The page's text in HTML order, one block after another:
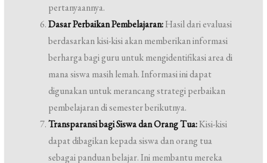
pertanyaannya.
Dasar Perbaikan Pembelajaran:Hasil dari evaluasi
berdasarkan kisi-kisi akan memberikan informasi
berharga bagi guru untuk mengidentifikasi area di
mana siswa masih lemah. Informasi ini dapat
digunakan untuk merancang strategi perbaikan
pembelajaran di semester berikutnya.
Transparansi bagi Siswa dan Orang Tua:Kisi-kisi
dapat dibagikan kepada siswa dan orang tua
sebagai panduan belajar. Ini membantu mereka